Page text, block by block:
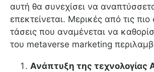
αυτή θα συνεχίσει να
επεκτείνεται. Μερικές από τις
τάσεις που αναμένεται να
του metaverse marketing
Ανάπτυξη της τεχνολογίας